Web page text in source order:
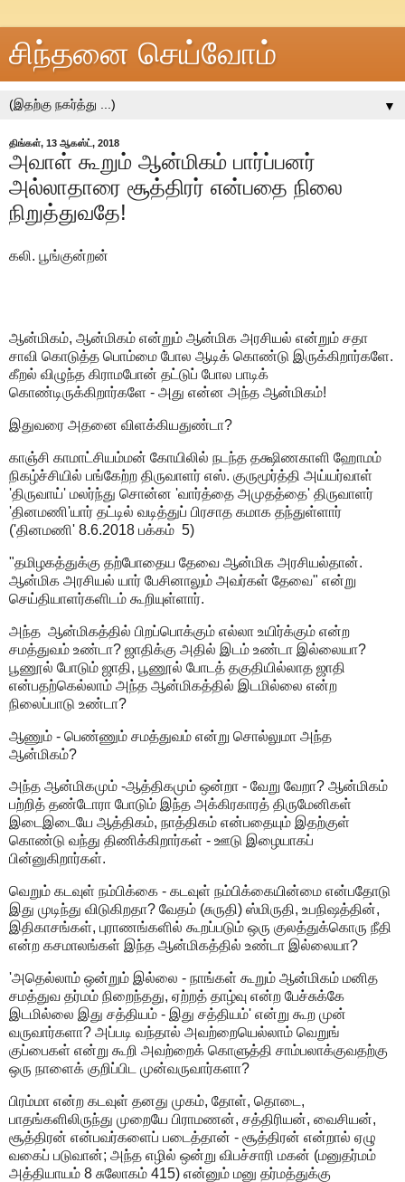
சிந்தனை செய்வோம்
▼
திங்கள், 13 ஆகஸ்ட், 2018
அவாள் கூறும் ஆன்மிகம் பார்ப்பனர்
அல்லாதாரை சூத்திரர் என்பதை நிலை
நிறுத்துவதே!
கலி. பூங்குன்றன்
ஆன்மிகம், ஆன்மிகம் என்றும் ஆன்மிக அரசியல் என்றும் சதா
சாவி கொடுத்த பொம்மை போல ஆடிக் கொண்டு இருக்கிறார்களே.
கீறல் விழுந்த கிராமபோன் தட்டுப் போல பாடிக்
கொண்டிருக்கிறார்களே - அது என்ன அந்த ஆன்மிகம்!
இதுவரை அதனை விளக்கியதுண்டா?
காஞ்சி காமாட்சியம்மன் கோயிலில் நடந்த தக்ஷிணகாளி ஹோமம்
நிகழ்ச்சியில் பங்கேற்ற திருவாளர் எஸ். குருமூர்த்தி அய்யர்வாள்
'திருவாய்' மலர்ந்து சொன்ன 'வார்த்தை அமுதத்தை' திருவாளர்
'தினமணி'யார் தட்டில் வடித்துப் பிரசாத கமாக தந்துள்ளார்
('தினமணி' 8.6.2018 பக்கம் 5)
"தமிழகத்துக்கு தற்போதைய தேவை ஆன்மிக அரசியல்தான்.
ஆன்மிக அரசியல் யார் பேசினாலும் அவர்கள் தேவை" என்று
செய்தியாளர்களிடம் கூறியுள்ளார்.
அந்த ஆன்மிகத்தில் பிறப்பொக்கும் எல்லா உயிர்க்கும் என்ற
சமத்துவம் உண்டா? ஜாதிக்கு அதில் இடம் உண்டா இல்லையா?
பூணூல் போடும் ஜாதி, பூணூல் போடத் தகுதியில்லாத ஜாதி
என்பதற்கெல்லாம் அந்த ஆன்மிகத்தில் இடமில்லை என்ற
நிலைப்பாடு உண்டா?
ஆணும் - பெண்ணும் சமத்துவம் என்று சொல்லுமா அந்த
ஆன்மிகம்?
அந்த ஆன்மிகமும் -ஆத்திகமும் ஒன்றா - வேறு வேறா? ஆன்மிகம்
பற்றித் தண்டோரா போடும் இந்த அக்கிரகாரத் திருமேனிகள்
இடைஇடையே ஆத்திகம், நாத்திகம் என்பதையும் இதற்குள்
கொண்டு வந்து திணிக்கிறார்கள் - ஊடு இழையாகப்
பின்னுகிறார்கள்.
வெறும் கடவுள் நம்பிக்கை - கடவுள் நம்பிக்கையின்மை என்பதோடு
இது முடிந்து விடுகிறதா? வேதம் (சுருதி) ஸ்மிருதி, உபநிஷத்தின்,
இதிகாசங்கள், புராணங்களில் கூறப்படும் ஒரு குலத்துக்கொரு நீதி
என்ற கசமாலங்கள் இந்த ஆன்மிகத்தில் உண்டா இல்லையா?
'அதெல்லாம் ஒன்றும் இல்லை - நாங்கள் கூறும் ஆன்மிகம் மனித
சமத்துவ தர்மம் நிறைந்தது, ஏற்றத் தாழ்வு என்ற பேச்சுக்கே
இடமில்லை இது சத்தியம் - இது சத்தியம்' என்று கூற முன்
வருவார்களா? அப்படி வந்தால் அவற்றையெல்லாம் வெறுங்
குப்பைகள் என்று கூறி அவற்றைக் கொளுத்தி சாம்பலாக்குவதற்கு
ஒரு நாளைக் குறிப்பிட முன்வருவார்களா?
பிரம்மா என்ற கடவுள் தனது முகம், தோள், தொடை,
பாதங்களிலிருந்து முறையே பிராமணன், சத்திரியன், வைசியன்,
சூத்திரன் என்பவர்களைப் படைத்தான் - சூத்திரன் என்றால் ஏழு
வகைப் படுவான்; அந்த எழில் ஒன்று விபச்சாரி மகன் (மனுதர்மம்
அத்தியாயம் 8 சுலோகம் 415) என்னும் மனு தர்மத்துக்கு